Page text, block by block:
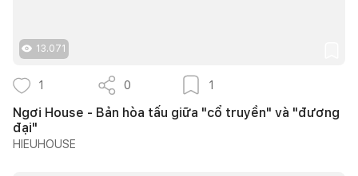
13.071
1 0 1
Ngơi House - Bản hòa tấu giữa "cổ truyền" và "đương
đại"
HIEUHOUSE